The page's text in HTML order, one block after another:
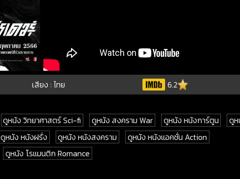
เสียง : ไทย 6.2
ดูหนัง วิทยาศาสตร์ Sci-fi ดูหนัง สงคราม War ดูหนัง หนังการ์ตูน
ดู
ดูหนัง หนังฝรั่ง ดูหนัง หนังสงคราม
ดูหนัง หนังแอคชั่น Action
ดูหนัง โรแมนติก Romance